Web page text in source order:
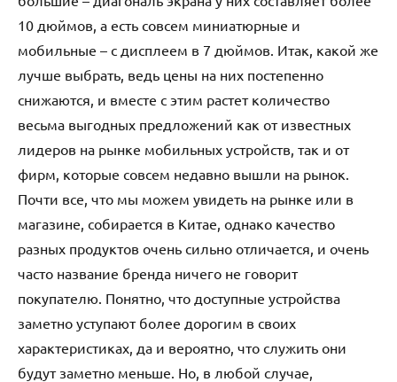
10 дюймов, а есть совсем миниатюрные и
мобильные – с дисплеем в 7 дюймов. Итак, какой же
лучше выбрать, ведь цены на них постепенно
снижаются, и вместе с этим растет количество
весьма выгодных предложений как от известных
лидеров на рынке мобильных устройств, так и от
фирм, которые совсем недавно вышли на рынок.
Почти все, что мы можем увидеть на рынке или в
магазине, собирается в Китае, однако качество
разных продуктов очень сильно отличается, и очень
часто название бренда ничего не говорит
покупателю. Понятно, что доступные устройства
заметно уступают более дорогим в своих
характеристиках, да и вероятно, что служить они
будут заметно меньше. Но, в любой случае,